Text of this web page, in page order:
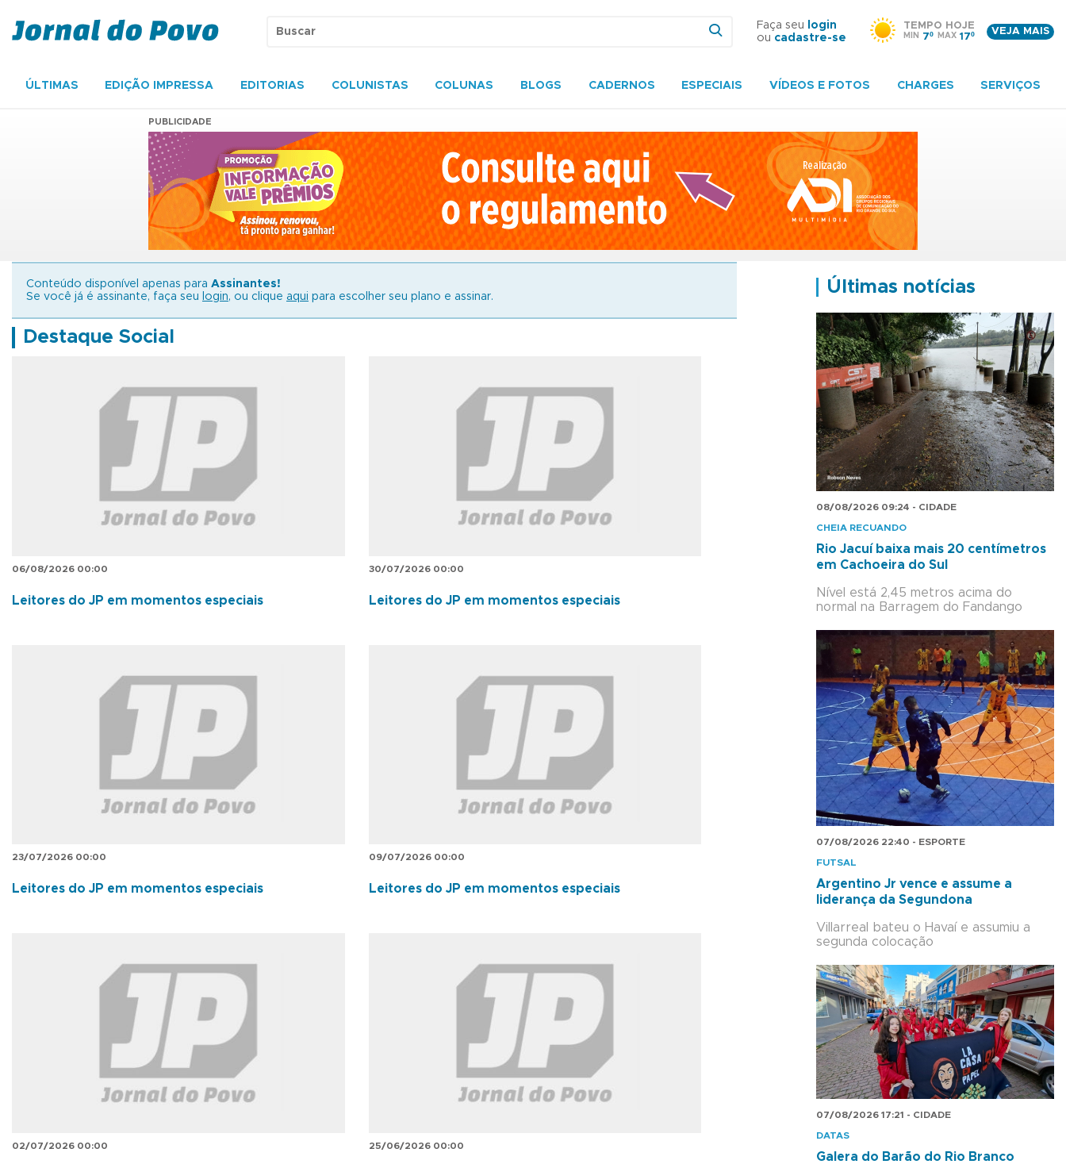
Faça seu
login
ou cadastre-se
TEMPO HOJE
MIN 7º MAX 17º
VEJA MAIS
ÚLTIMAS EDIÇÃO IMPRESSA EDITORIAS COLUNISTAS COLUNAS BLOGS CADERNOS ESPECIAIS VÍDEOS E FOTOS CHARGES SERVIÇOS
PUBLICIDADE
Conteúdo disponível apenas para Assinantes!
Se você já é assinante, faça seu
login, ou clique aqui para escolher seu plano e assinar.
Destaque Social
06/08/2026 00:00
Leitores do JP em momentos especiais
30/07/2026 00:00
Leitores do JP em momentos especiais
23/07/2026 00:00
Leitores do JP em momentos especiais
09/07/2026 00:00
Leitores do JP em momentos especiais
02/07/2026 00:00 25/06/2026 00:00
Últimas notícias
08/08/2026 09:24 - CIDADE
CHEIA RECUANDO
Rio Jacuí baixa mais 20 centímetros
em Cachoeira do Sul
Nível está 2,45 metros acima do
normal na Barragem do Fandango
07/08/2026 22:40 - ESPORTE
FUTSAL
Argentino Jr vence e assume a
liderança da Segundona
Villarreal bateu o Havaí e assumiu a
segunda colocação
07/08/2026 17:21 - CIDADE
DATAS
Galera do Barão do Rio Branco